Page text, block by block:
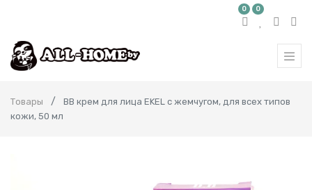
0 0
Товары
ВВ крем для лица EKEL с жемчугом, для всех типов
кожи, 50 мл